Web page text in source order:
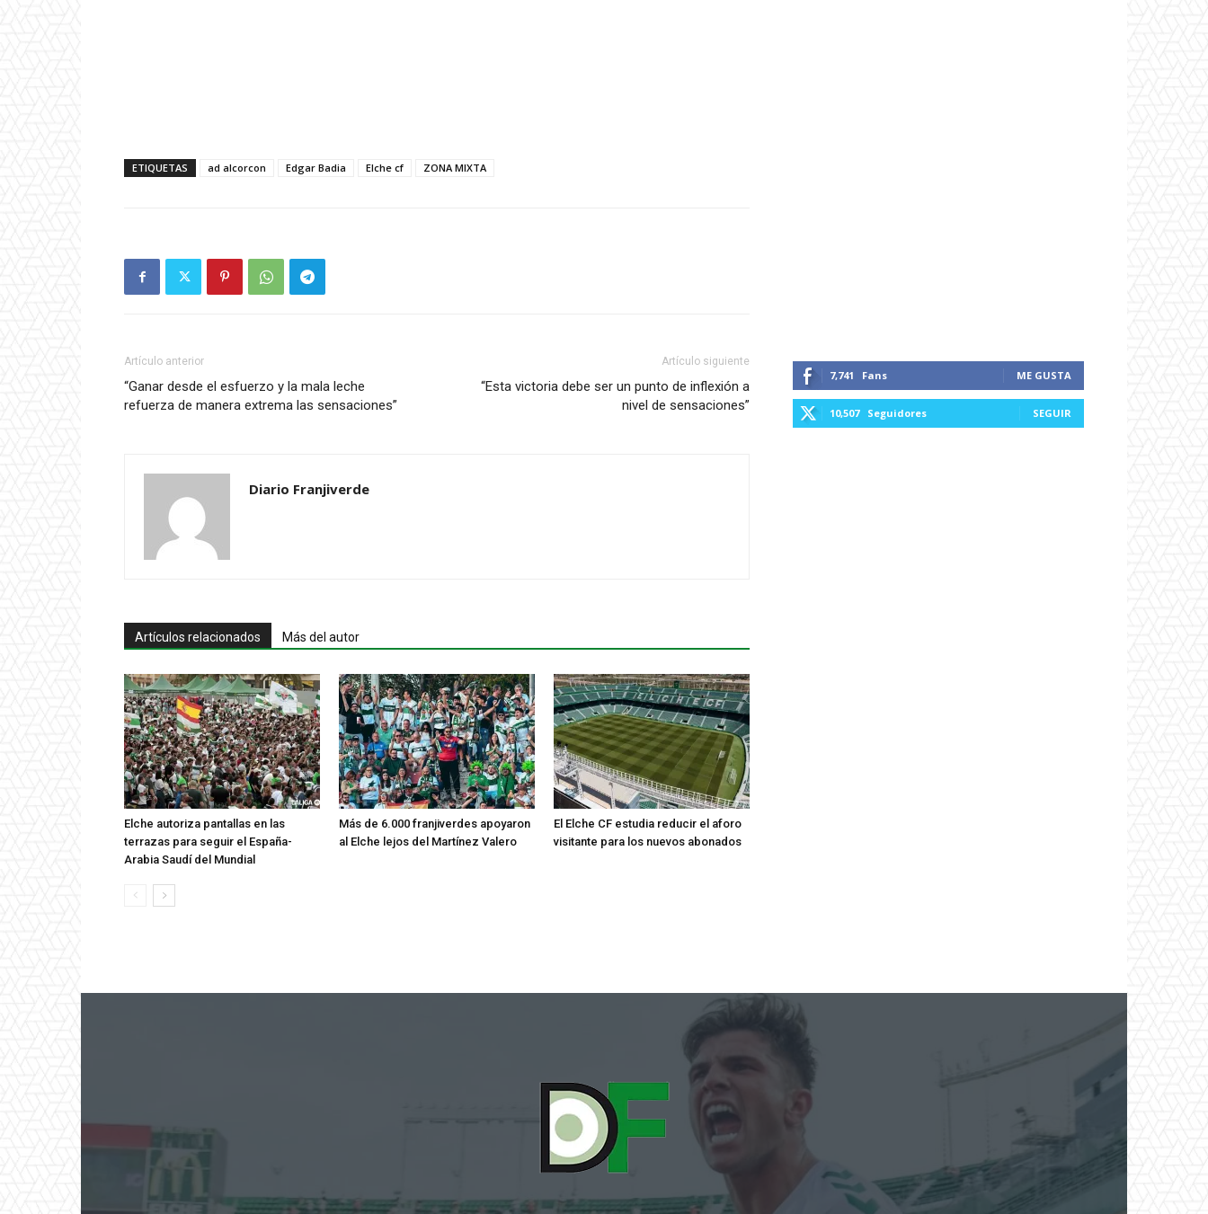
ETIQUETAS ad alcorcon Edgar Badia Elche cf ZONA MIXTA
Artículo anterior
“Ganar desde el esfuerzo y la mala leche
refuerza de manera extrema las sensaciones”
Artículo siguiente
“Esta victoria debe ser un punto de inflexión a
nivel de sensaciones”
Diario Franjiverde
Artículos relacionados Más del autor
Elche autoriza pantallas en las
terrazas para seguir el España-
Arabia Saudí del Mundial
Más de 6.000 franjiverdes apoyaron
al Elche lejos del Martínez Valero
El Elche CF estudia reducir el aforo
visitante para los nuevos abonados
7,741 Fans ME GUSTA
10,507 Seguidores SEGUIR